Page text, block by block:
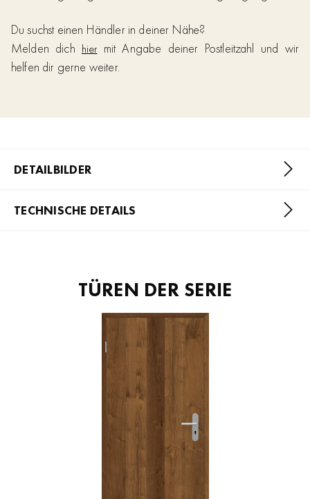
Du suchst einen Händler in deiner Nähe?
Melden dich hier mit Angabe deiner Postleitzahl und wir
helfen dir gerne weiter.
DETAILBILDER
TECHNISCHE DETAILS
TÜREN DER SERIE